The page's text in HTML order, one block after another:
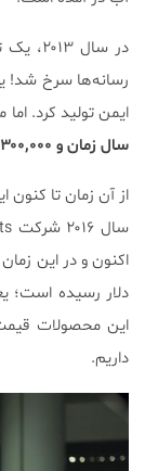
در
رسانه‌ها سرخ شد!
ایمن تولید کرد.
سال زمان و ۳۰۰,۰۰۰ دلار هزینه شده بود!
از آن زمان تا
این محصولات
داریم.